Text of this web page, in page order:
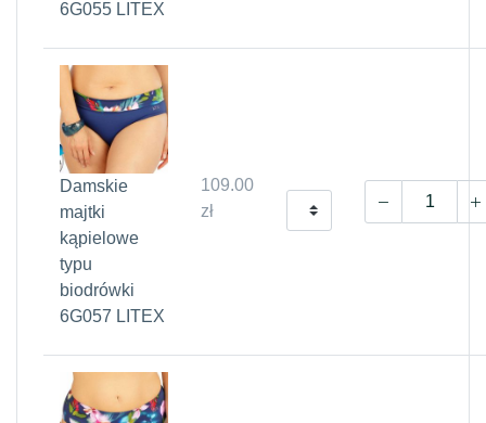
6G055 LITEX
Damskie
majtki
kąpielowe
typu
biodrówki
6G057 LITEX
109.00
zł